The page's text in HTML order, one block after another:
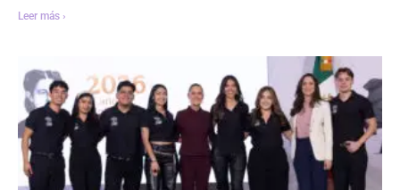
Leer más ›